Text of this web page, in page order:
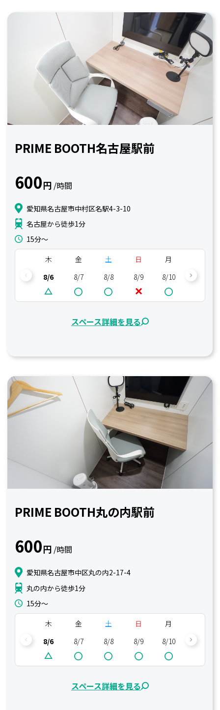
PRIME BOOTH名古屋駅前
600円 /時間
愛知県名古屋市中村区名駅4-3-10
名古屋から徒歩1分
15分〜
木
8/6
金
8/7
土
8/8
日
8/9
月
8/10
8/11
スペース詳細を見る
PRIME BOOTH丸の内駅前
600円 /時間
愛知県名古屋市中区丸の内2-17-4
丸の内から徒歩1分
15分〜
木
8/6
金
8/7
土
8/8
日
8/9
月
8/10
8/11
スペース詳細を見る